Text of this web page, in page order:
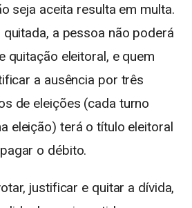
seja aceita resulta em multa.
a pessoa não poderá
quitação eleitoral, e quem
a ausência por três
de eleições (cada turno
eleição) terá o título eleitoral
o débito.
justificar e quitar a dívida,